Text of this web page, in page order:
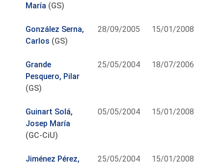
María (GS)
González Serna,
Carlos (GS)
28/09/2005 15/01/2008
Grande
Pesquero, Pilar
(GS)
25/05/2004 18/07/2006
Guinart Solá,
Josep María
(GC-CiU)
05/05/2004 15/01/2008
Jiménez Pérez,
25/05/2004 15/01/2008